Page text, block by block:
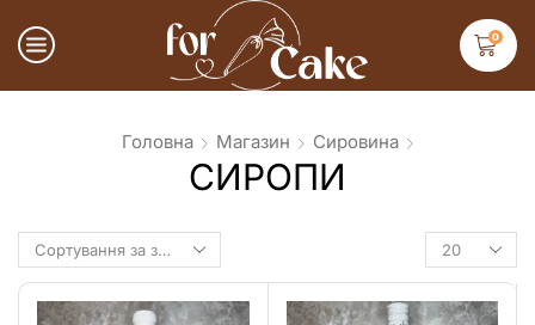
0
Головна Магазин Сировина
СИРОПИ